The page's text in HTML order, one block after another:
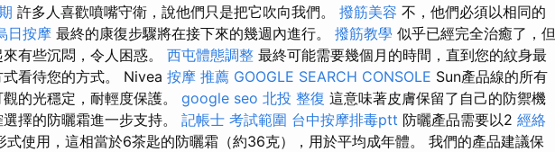
許多人喜歡噴嘴守衛，說他們只是把它吹向我們。 撥筋美容 不，他們必須以相同的
日按摩 最終的康復步驟將在接下來的幾週內進行。 撥筋教學 似乎已經完全治癒了，但
有些沉悶，令人困惑。 西屯體態調整 最終可能需要幾個月的時間，直到您的紋身最
看待您的方式。 Nivea 按摩 推薦 GOOGLE SEARCH CONSOLE Sun產品線的所有
的光穩定，耐輕度保護。 google seo 北投 整復 這意味著皮膚保留了自己的防禦機
擇的防曬霜進一步支持。 記帳士 考試範圍 台中按摩排毒ptt 防曬產品需要以2 經絡
使用，這相當於6茶匙的防曬霜（約36克），用於平均成年體。 我們的產品建議保